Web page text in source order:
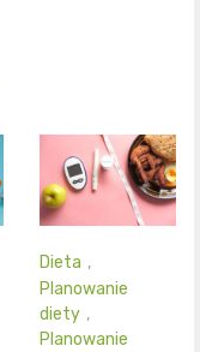
Dieta ,
Planowanie
diety ,
Planowanie